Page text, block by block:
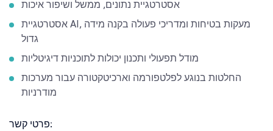
אסטרטגיית נתונים, ממשל ושיפור איכות
אסטרטגיית AI, מעקות בטיחות ומדריכי פעולה בקנה מידה
גדול
מודל תפעולי ותכנון יכולות לתוכניות דיגיטליות
החלטות בנוגע לפלטפורמה וארכיטקטורה עבור מערכות
מודרניות
פרטי קשר: